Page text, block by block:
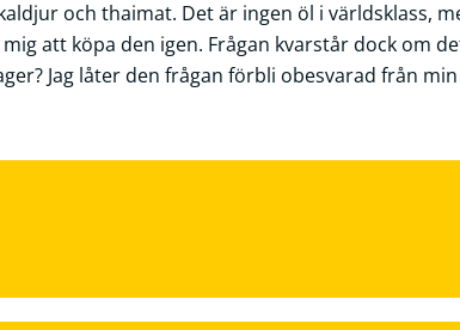
och thaimat. Det är ingen öl i världsklass,
att köpa den igen. Frågan kvarstår dock om
Jag låter den frågan förbli obesvarad från